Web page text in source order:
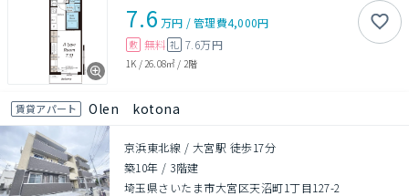
7.6 万円 /管理費4,000円
敷 無料 礼 7.6万円
1K / 26.08㎡ / 2階
賃貸アパート Olen kotona
京浜東北線 / 大宮駅 徒歩17分
築10年 / 3階建
埼玉県さいたま市大宮区天沼町1丁目127-2